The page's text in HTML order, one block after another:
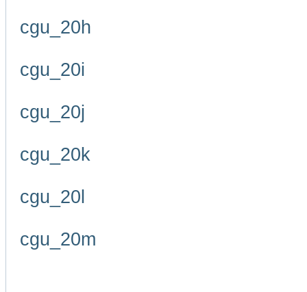
cgu_20h
cgu_20i
cgu_20j
cgu_20k
cgu_20l
cgu_20m